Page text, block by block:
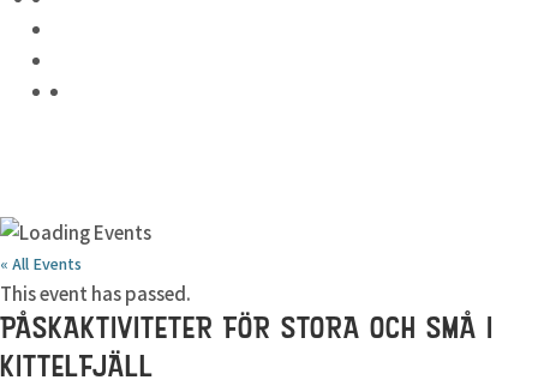
« All Events
This event has passed.
PÅSKAKTIVITETER FÖR STORA OCH SMÅ I
KITTELFJÄLL